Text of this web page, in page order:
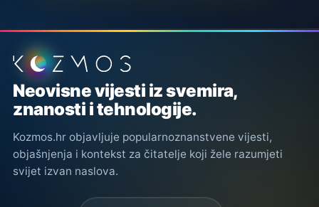
Podnožje stranice
Neovisne vijesti iz svemira,
znanosti i tehnologije.
Kozmos.hr objavljuje popularnoznanstvene vijesti,
objašnjenja i kontekst za čitatelje koji žele razumjeti
svijet izvan naslova.